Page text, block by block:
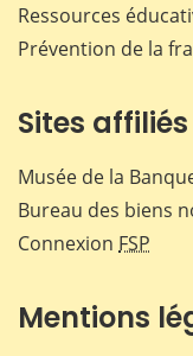
Ressources
Prévention de la
Sites affiliés
Musée de la
Bureau des biens
Connexion FSP
Mentions